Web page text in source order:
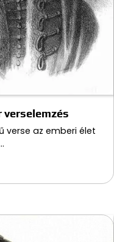
verse az emberi élet